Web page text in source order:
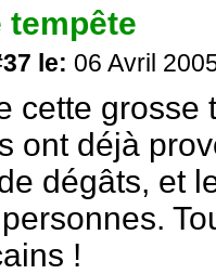
tempête
le: 06 Avril
cette grosse
ont déjà
dégâts, et
!